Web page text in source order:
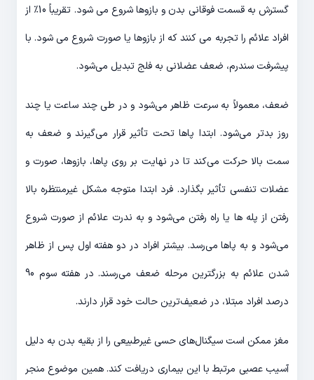
گسترش به قسمت فوقانی بدن و بازوها شروع می شود. تقریباً 10٪ از
افراد علائم را تجربه می کنند که از بازوها یا صورت شروع می شود. با
پیشرفت سندرم، ضعف عضلانی به فلج تبدیل می‌شود.
ضعف، معمولاً به سرعت ظاهر می‌شود و در طی چند ساعت یا چند
روز بدتر می‌شود. ابتدا پاها تحت تأثیر قرار می‌گیرند و ضعف به
سمت بالا حرکت می‌کند تا در نهایت بر روی پاها، بازوها، صورت و
عضلات تنفسی تأثیر بگذارد. فرد ابتدا متوجه مشکل غیرمنتظره بالا
رفتن از پله ها یا راه رفتن می‌شود و به ندرت علائم از صورت شروع
می‌شود و به پاها می‌رسد. بیشتر افراد در دو هفته اول پس از ظاهر
شدن علائم به بزرگترین مرحله ضعف می‌رسند. در هفته سوم 90
درصد افراد مبتلا، در ضعیف‌ترین حالت خود قرار دارند.
مغز ممکن است سیگنال‌های حسی غیرطبیعی را از بقیه بدن به دلیل
آسیب عصبی مرتبط با این بیماری دریافت کند. همین موضوع منجر